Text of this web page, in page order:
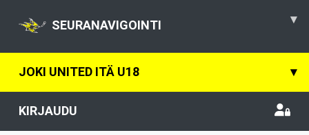
SEURANAVIGOINTI ▾
JOKI UNITED ITÄ U18 ▾
KIRJAUDU